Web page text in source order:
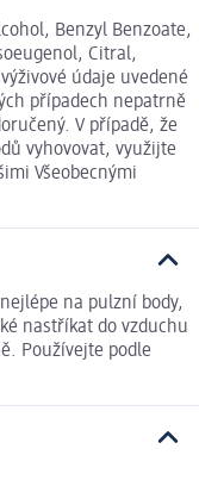
Benzyl Benzoate,
Citral,
údaje uvedené
případech nepatrně
V případě, že
vyhovovat, využijte
Všeobecnými
na pulzní body,
nastříkat do vzduchu
Používejte podle